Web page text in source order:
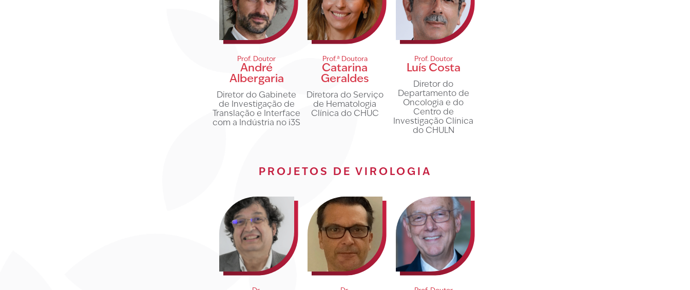
Prof. Doutor
André
Albergaria
Diretor do Gabinete
de Investigação de
Translação e Interface
com a Indústria no i3S
Prof.ª Doutora
Catarina
Geraldes
Diretora do Serviço
de Hematologia
Clínica do CHUC
Prof. Doutor
Luís Costa
Diretor do
Departamento de
Oncologia e do
Centro de
Investigação Clínica
do CHULN
PROJETOS DE VIROLOGIA